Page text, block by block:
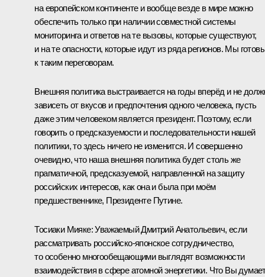
на европейском континенте и вообще везде в мире можно
обеспечить только при наличии совместной системы
мониторинга и ответов на те вызовы, которые существуют,
и на те опасности, которые идут из ряда регионов. Мы
к таким переговорам.
Внешняя политика выстраивается на годы вперёд и не
зависеть от вкусов и предпочтения одного человека, пусть
даже этим человеком является президент. Поэтому, если
говорить о предсказуемости и последовательности нашей
политики, то здесь ничего не изменится. И совершенно
очевидно, что наша внешняя политика будет столь же
прагматичной, предсказуемой, направленной на защиту
российских интересов, как она и была при моём
предшественнике, Президенте Путине.
Тосиаки Мияке: Уважаемый Дмитрий Анатольевич, если
рассматривать российско-японское сотрудничество,
то особенно многообещающими выглядят возможности
взаимодействия в сфере атомной энергетики. Что Вы